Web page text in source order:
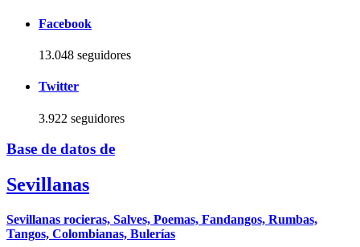
Facebook
13.048 seguidores
Twitter
3.922 seguidores
Base de datos de
Sevillanas
Sevillanas rocieras, Salves, Poemas, Fandangos, Rumbas,
Tangos, Colombianas, Bulerías